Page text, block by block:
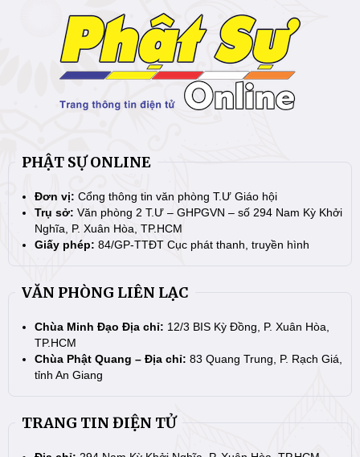
PHẬT SỰ ONLINE
Đơn vị: Cổng thông tin văn phòng T.Ư Giáo hội
Trụ sở: Văn phòng 2 T.Ư – GHPGVN – số 294 Nam Kỳ Khởi
Nghĩa, P. Xuân Hòa, TP.HCM
Giấy phép: 84/GP-TTĐT Cục phát thanh, truyền hình
VĂN PHÒNG LIÊN LẠC
Chùa Minh Đạo Địa chỉ: 12/3 BIS Kỳ Đồng, P. Xuân Hòa,
TP.HCM
Chùa Phật Quang – Địa chỉ: 83 Quang Trung, P. Rạch Giá,
tỉnh An Giang
TRANG TIN ĐIỆN TỬ